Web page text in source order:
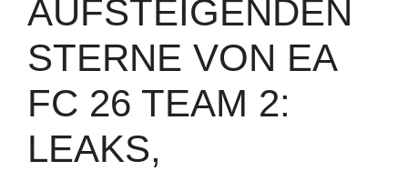
AUFSTEIGENDEN
STERNE VON EA
FC 26 TEAM 2:
LEAKS,